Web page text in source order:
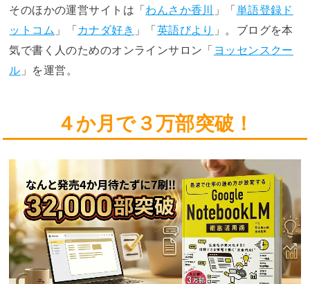
そのほかの運営サイトは「わんさか香川 」「単語登録ド
ットコム 」「カナダ好き 」「英語びより
」。ブログを本
気で書く人のためのオンラインサロン「 ヨッセンスクー
ル 」を運営。
４か月で３万部突破！